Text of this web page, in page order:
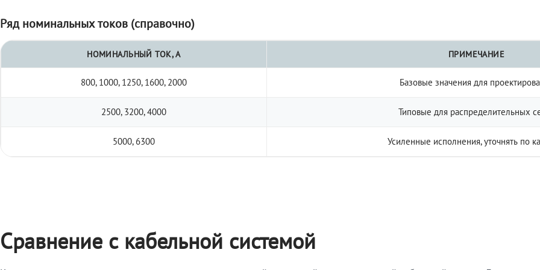
Ряд номинальных токов (справочно)
НОМИНАЛЬНЫЙ ТОК, А ПРИМЕЧАНИЕ
800, 1000, 1250, 1600, 2000 Базовые значения для
2500, 3200, 4000 Типовые для распределительных
5000, 6300 Усиленные исполнения, уточнять по
Сравнение с кабельной системой